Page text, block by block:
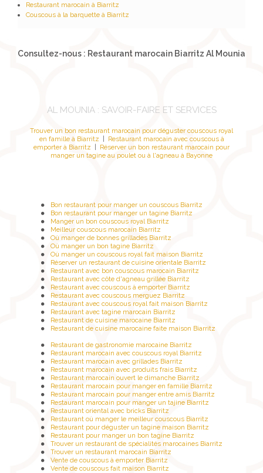
Restaurant marocain à Biarritz
Couscous à la barquette à Biarritz
Consultez-nous : Restaurant marocain Biarritz Al Mounia
AL MOUNIA : SAVOIR-FAIRE ET SERVICES
Trouver un bon restaurant marocain pour déguster couscous royal
en famille à Biarritz
Restaurant marocain avec couscous à
emporter à Biarritz
Réserver un bon restaurant marocain pour
manger un tagine au poulet ou à l'agneau à Bayonne
Bon restaurant pour manger un couscous Biarritz
Bon restaurant pour manger un tagine Biarritz
Manger un bon couscous royal Biarritz
Meilleur couscous marocain Biarritz
Où manger de bonnes grillades Biarritz
Où manger un bon tagine Biarritz
Où manger un couscous royal fait maison Biarritz
Réserver un restaurant de cuisine orientale Biarritz
Restaurant avec bon couscous marocain Biarritz
Restaurant avec côte d'agneau grillée Biarritz
Restaurant avec couscous à emporter Biarritz
Restaurant avec couscous merguez Biarritz
Restaurant avec couscous royal fait maison Biarritz
Restaurant avec tagine marocain Biarritz
Restaurant de cuisine marocaine Biarritz
Restaurant de cuisine marocaine faite maison Biarritz
Restaurant de gastronomie marocaine Biarritz
Restaurant marocain avec couscous royal Biarritz
Restaurant marocain avec grillades Biarritz
Restaurant marocain avec produits frais Biarritz
Restaurant marocain ouvert le dimanche Biarritz
Restaurant marocain pour manger en famille Biarritz
Restaurant marocain pour manger entre amis Biarritz
Restaurant marocain pour manger un tajine Biarritz
Restaurant oriental avec bricks Biarritz
Restaurant où manger le meilleur couscous Biarritz
Restaurant pour déguster un tagine maison Biarritz
Restaurant pour manger un bon tagine Biarritz
Trouver un restaurant de spécialités marocaines Biarritz
Trouver un restaurant marocain Biarritz
Vente de couscous à emporter Biarritz
Vente de couscous fait maison Biarritz